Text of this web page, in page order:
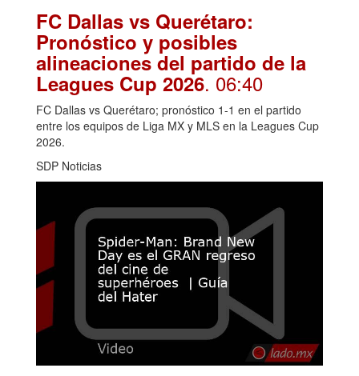
FC Dallas vs Querétaro:
Pronóstico y posibles
alineaciones del partido de la
Leagues Cup 2026. 06:40
FC Dallas vs Querétaro; pronóstico 1-1 en el partido
entre los equipos de Liga MX y MLS en la Leagues Cup
2026.
SDP Noticias